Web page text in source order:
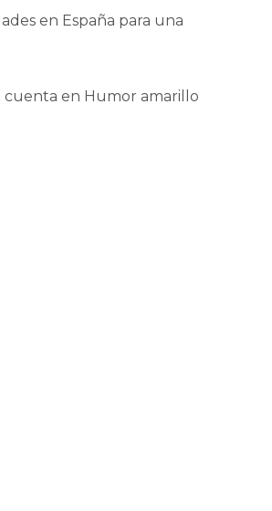
en España para una
cuenta en Humor amarillo